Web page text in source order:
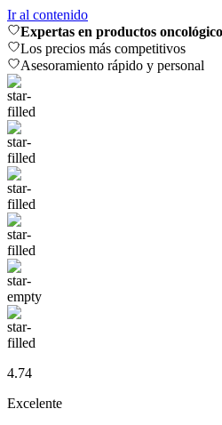
Ir al contenido
Expertas en productos
Los precios más competitivos
Asesoramiento rápido y personal
4.74
Excelente